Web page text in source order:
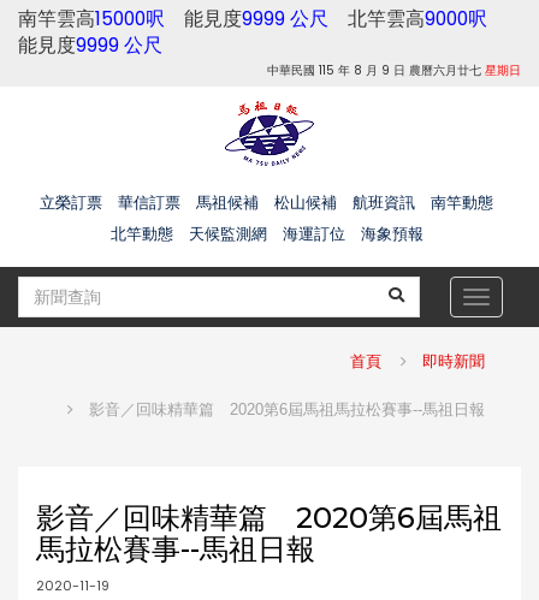
南竿雲高15000呎 能見度9999 公尺 北竿雲高9000呎
能見度9999 公尺
中華民國 115 年 8 月 9 日 農曆六月廿七 星期日
立榮訂票 華信訂票 馬祖候補 松山候補 航班資訊
南竿動態
北竿動態
天候監測網 海運訂位 海象預報
Toggle
首頁 即時新聞
影音／回味精華篇 2020第6屆馬祖馬拉松賽事--馬祖日報
影音／回味精華篇 2020第6屆馬祖
馬拉松賽事--馬祖日報
2020-11-19